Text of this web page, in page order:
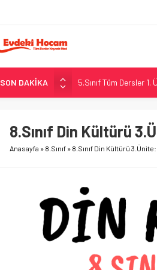
SON DAKİKA
5.Sınıf Sosyal Bilgiler
MEB 2. Dönem 2.
8.Sınıf Fen Bilimleri
5.Sınıf Tüm Dersler 1.
8.Sınıf Din Kültürü
Anasayfa » 8.Sınıf » 8.Sınıf Din Kültürü